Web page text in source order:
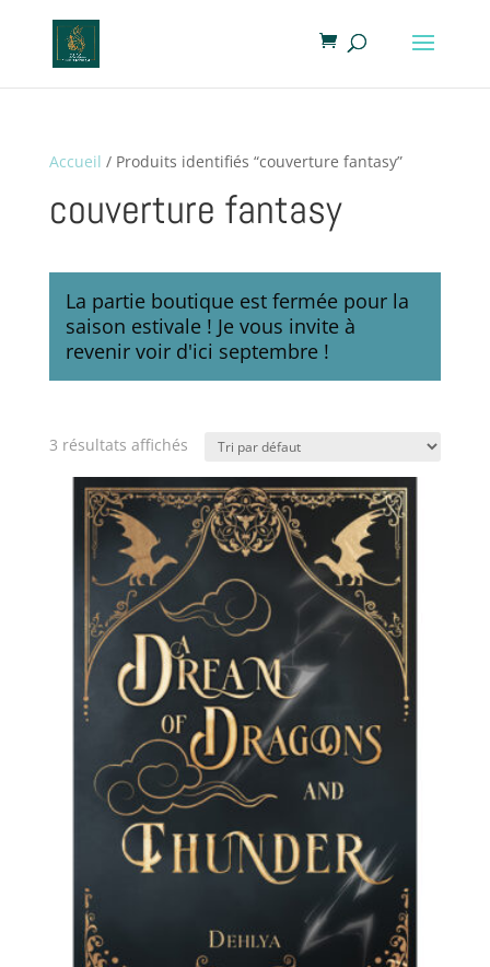
Accueil / Produits identifiés “couverture fantasy”
couverture fantasy
La partie boutique est fermée pour la
saison estivale ! Je vous invite à
revenir voir d'ici septembre !
3 résultats affichés